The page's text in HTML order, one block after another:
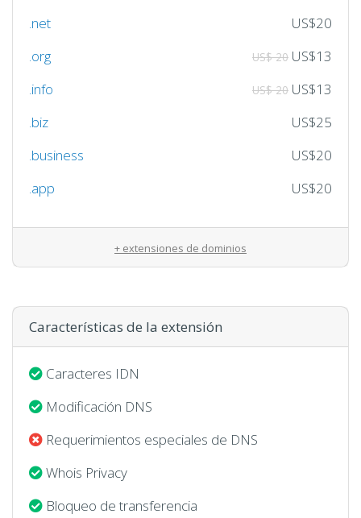
.net
US$20
.org
US$ 20 US$13
.info
US$ 20 US$13
.biz
US$25
.business
US$20
.app
US$20
+ extensiones de dominios
Características de la extensión
Caracteres IDN
Modificación DNS
Requerimientos especiales de DNS
Whois Privacy
Bloqueo de transferencia